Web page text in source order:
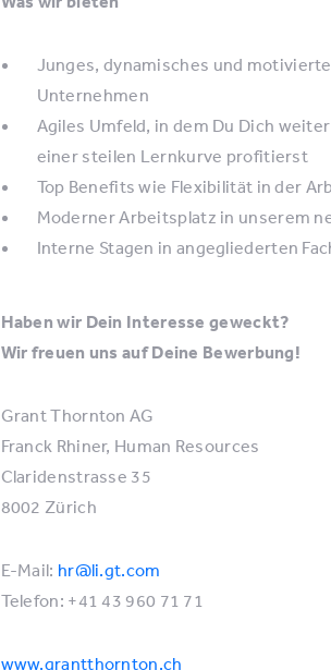
Junges, dynamisches und
Unternehmen
Agiles Umfeld, in dem Du Dich
einer steilen Lernkurve profitierst
Top Benefits wie Flexibilität in der
Moderner Arbeitsplatz in unserem
Interne Stagen in angegliederten
Haben wir Dein Interesse geweckt?
Wir freuen uns auf Deine Bewerbung!
Grant Thornton AG
Franck Rhiner, Human Resources
Claridenstrasse 35
8002 Zürich
E-Mail: hr@li.gt.com
Telefon: +41 43 960 71 71
www.grantthornton.ch